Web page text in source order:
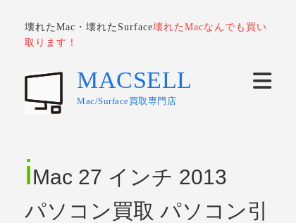
壊れたMac・壊れたSurface壊れたMacなんでも買い
取ります！
MACSELL
Mac/Surface買取専門店
iMac 27 インチ 2013
パソコン買取 パソコン引